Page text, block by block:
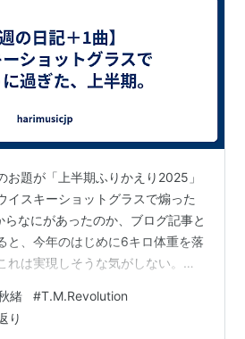
お題が「上半期ふりかえり2025」
イスキーショットグラスで煽った
なにがあったのか、ブログ記事と
と、今年のはじめに6キロ体重を落
れは実現しそうな気がしない。無
姿勢矯正、意識程度じゃなくてガ
動くとは思うものの……今すぐそれ
緒 #T.M.Revolution
り